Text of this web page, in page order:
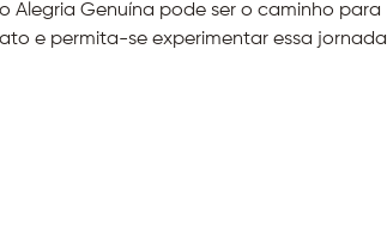
Alegria Genuína pode ser o caminho para
e permita-se experimentar essa jornada